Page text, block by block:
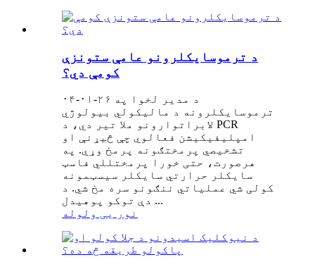
د ترموسایکلرونو عامې ستونزې
کومې دي؟
د مدیر لخوا په ۲۶-۰۱-۰۴
ترموسایکلرونه د مالیکولي بیولوژي
لابراتوارونو ملا تیر دي، د PCR
امپلیفیکیشن فعالوي چې څیړنې او
تشخیصي پرمختګونه پرمخ وړي. په
هرصورت، حتی خورا پرمختللي فاسټ
سایکلر حرارتي سایکلر سیسټمونه
کولی شي عملیاتي ننګونو سره مخ شي. د
دې توکو پوهیدل ...
نور یی ولوله